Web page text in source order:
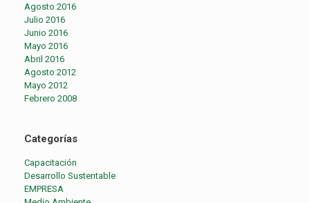
Agosto 2016
Julio 2016
Junio 2016
Mayo 2016
Abril 2016
Agosto 2012
Mayo 2012
Febrero 2008
Categorías
Capacitación
Desarrollo Sustentable
EMPRESA